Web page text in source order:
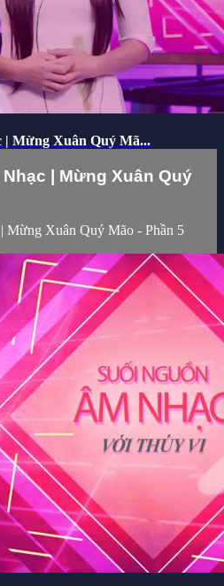
| Mừng Xuân Quý Mã...
| Mừng Xuân Quý
Mừng Xuân Quý Mão - Phần 5